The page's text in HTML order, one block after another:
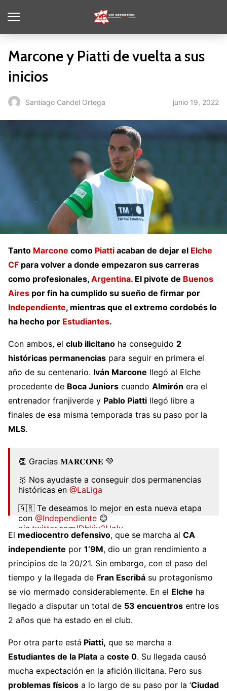
Marcone y Piatti de vuelta a sus
inicios
Santiago Candel Ortega junio 19, 2022
Tanto Marcone como Piatti acaban de dejar el Elche
CF para volver a donde empezaron sus carreras
como profesionales, Argentina. El pivote de Buenos
Aires por fin ha cumplido su sueño de firmar por
Independiente, mientras que el extremo cordobés lo
ha hecho por Estudiantes.
Con ambos, el club ilicitano ha conseguido 2
históricas permanencias para seguir en primera el
año de su centenario. Iván Marcone llegó al Elche
procedente de Boca Juniors cuando Almirón era el
entrenador franjiverde y Pablo Piatti llegó libre a
finales de esa misma temporada tras su paso por la
MLS.
👏 Gracias 𝐌𝐀𝐑𝐂𝐎𝐍𝐄 💚
🥇 Nos ayudaste a conseguir dos permanencias
históricas en @LaLiga
🇦🇷 Te deseamos lo mejor en esta nueva etapa
con @Independiente 😊
pic.twitter.com/Dhkiu3Holv
— Elche Club de Fútbol 🌴💯 (@elchecf)June 19,
2022
El mediocentro defensivo, que se marcha al CA
independiente por 1’9M, dio un gran rendimiento a
principios de la 20/21. Sin embargo, con el paso del
tiempo y la llegada de Fran Escribá su protagonismo
se vio mermado considerablemente. En el Elche ha
llegado a disputar un total de 53 encuentros entre los
2 años que ha estado en el club.
Por otra parte está Piatti, que se marcha a
Estudiantes de la Plata a coste 0. Su llegada causó
mucha expectación en la afición ilicitana. Pero sus
problemas físicos a lo largo de su paso por la ‘Ciudad